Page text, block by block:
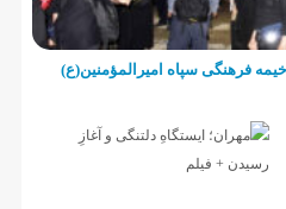
فرهنگی سپاه امیرالمؤمنین(ع)